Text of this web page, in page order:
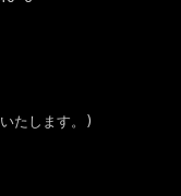
たします。)